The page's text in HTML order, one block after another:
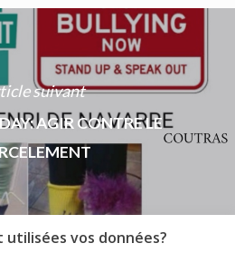
suivant
AGIR CONTRE LE
utilisées vos données?